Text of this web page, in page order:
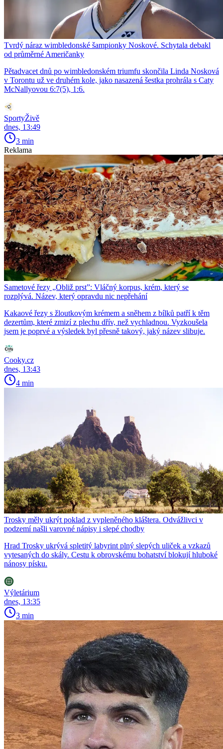
Tvrdý náraz wimbledonské šampionky Noskové. Schytala debakl
od průměrné Američanky
Pětadvacet dnů po wimbledonském triumfu skončila Linda Nosková
v Torontu už ve druhém kole, jako nasazená šestka prohrála s Caty
McNallyovou 6:7(5), 1:6.
SportyŽivě
dnes, 13:49
3 min
Reklama
Sametové řezy „Obliž prst”: Vláčný korpus, krém, který se
rozplývá. Název, který opravdu nic nepřehání
Kakaové řezy s žloutkovým krémem a sněhem z bílků patří k těm
dezertům, které zmizí z plechu dřív, než vychladnou. Vyzkoušela
jsem je poprvé a výsledek byl přesně takový, jaký název slibuje.
Cooky.cz
dnes, 13:43
4 min
Trosky měly ukrýt poklad z vypleněného kláštera. Odvážlivci v
podzemí našli varovné nápisy i slepé chodby
Hrad Trosky ukrývá spletitý labyrint plný slepých uliček a vzkazů
vytesaných do skály. Cestu k obrovskému bohatství blokují hluboké
nánosy písku.
Výletárium
dnes, 13:35
3 min